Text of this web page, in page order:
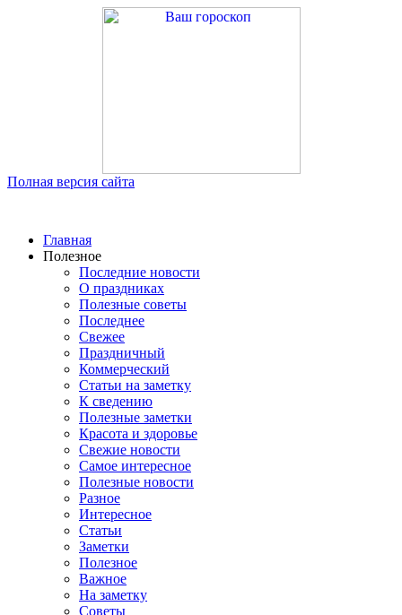
Полная версия сайта
Главная
Полезное
Последние новости
О праздниках
Полезные советы
Последнее
Свежее
Праздничный
Коммерческий
Статьи на заметку
К сведению
Полезные заметки
Красота и здоровье
Свежие новости
Самое интересное
Полезные новости
Разное
Интересное
Статьи
Заметки
Полезное
Важное
На заметку
Советы